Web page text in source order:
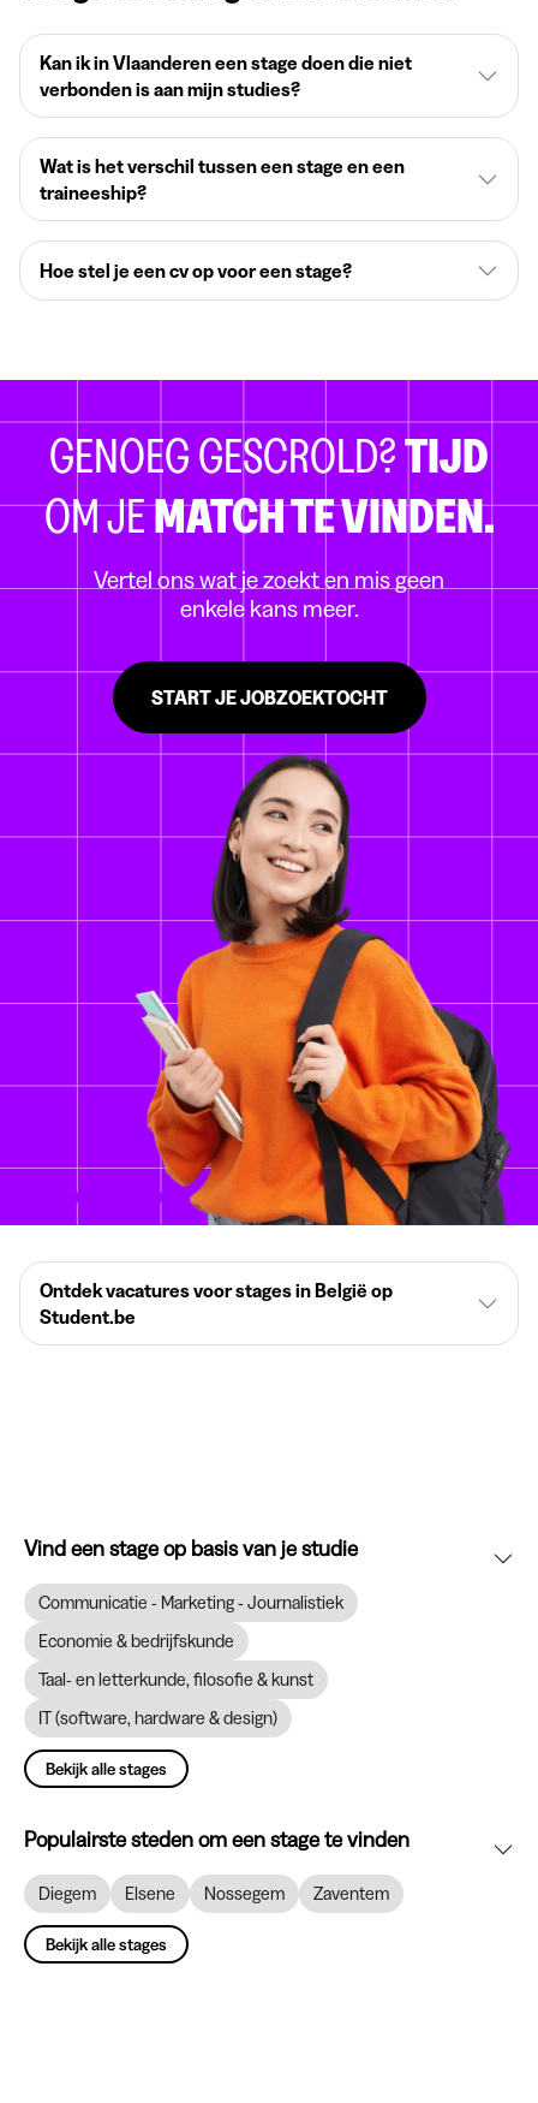
Kan ik in Vlaanderen een stage doen die niet
verbonden is aan mijn studies?
Wat is het verschil tussen een stage en een
traineeship?
Hoe stel je een cv op voor een stage?
GENOEG GESCROLD?TIJD
OM JEMATCH TE VINDEN.
Vertel ons wat je zoekt en mis geen
enkele kans meer.
START JE JOBZOEKTOCHT
Ontdek vacatures voor stages in België op
Student.be
Vind een stage op basis van je studie
Communicatie - Marketing - Journalistiek
Economie & bedrijfskunde
Taal- en letterkunde, filosofie & kunst
IT (software, hardware & design)
Bekijk alle stages
Populairste steden om een stage te vinden
Diegem Elsene Nossegem Zaventem
Bekijk alle stages